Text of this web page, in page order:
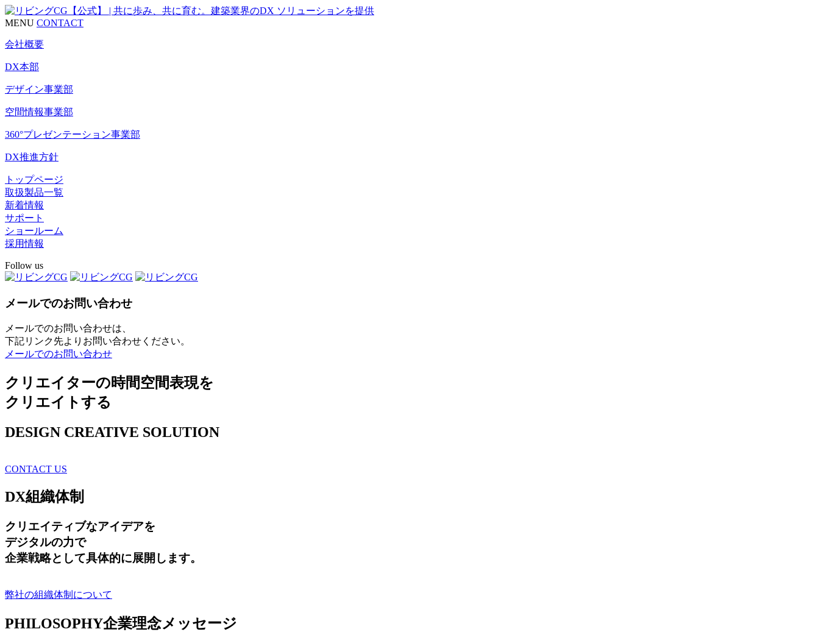
MENU CONTACT
会社概要
DX本部
デザイン事業部
空間情報事業部
360°プレゼンテーション事業部
DX推進方針
トップページ
取扱製品一覧
新着情報
サポート
ショールーム
採用情報
Follow us
メールでのお問い合わせ
メールでのお問い合わせは、
下記リンク先よりお問い合わせください。
メールでのお問い合わせ
クリエイターの時間空間表現を
クリエイトする
DESIGN CREATIVE SOLUTION
CONTACT US
DX組織体制
クリエイティブなアイデアを
デジタルの力で
企業戦略として具体的に展開します。
弊社の組織体制について
PHILOSOPHY企業理念メッセージ